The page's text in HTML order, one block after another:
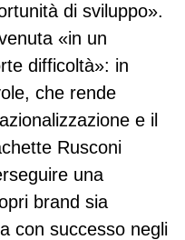
di sviluppo».
«in un
difficoltà»: in
che rende
e il
Rusconi
una
brand sia
con successo negli